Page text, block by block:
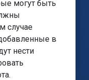
могут быть
случае
в
нести